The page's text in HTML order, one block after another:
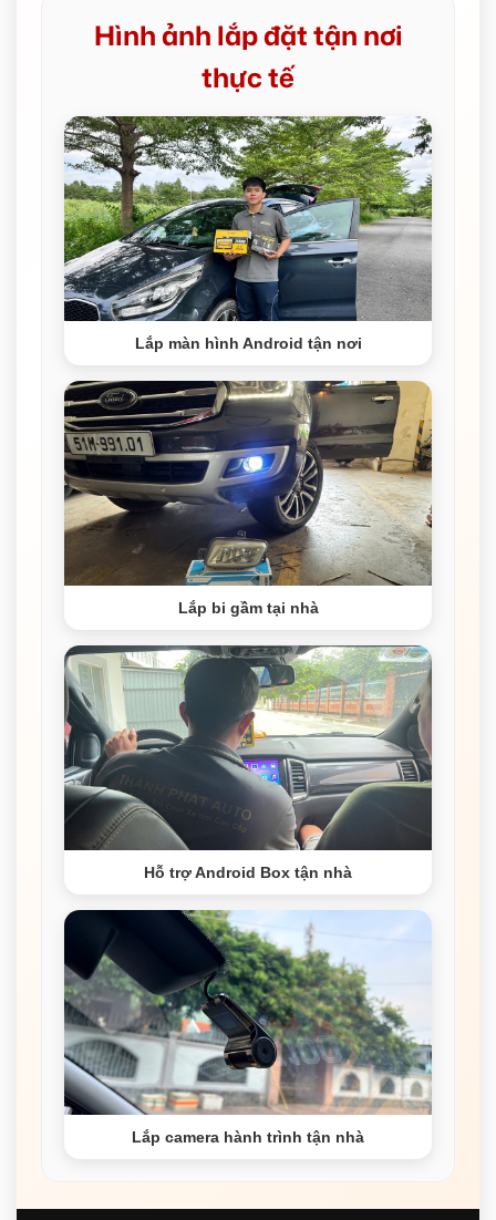
Hình ảnh lắp đặt tận nơi
thực tế
Lắp màn hình Android tận nơi
Lắp bi gầm tại nhà
Hỗ trợ Android Box tận nhà
Lắp camera hành trình tận nhà